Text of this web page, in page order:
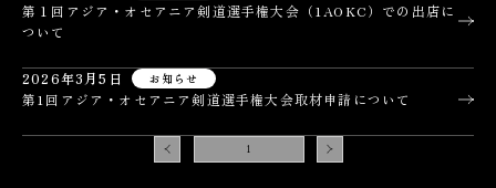
第１回アジア・オセアニア剣道選手権大会（1AOKC）での出店に
ついて
2026年3月5日 お知らせ
第1回アジア・オセアニア剣道選手権大会取材申請について
1